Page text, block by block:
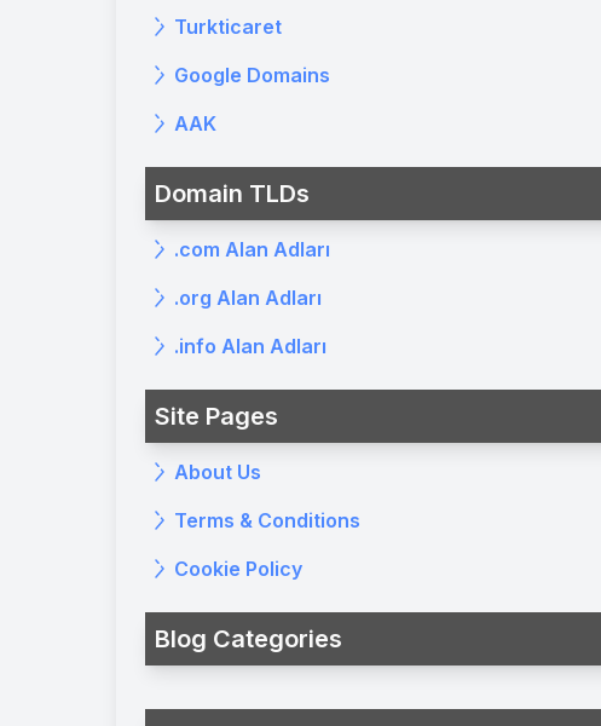
Turkticaret
Google Domains
AAK
Domain TLDs
.com Alan Adları
.org Alan Adları
.info Alan Adları
Site Pages
About Us
Terms & Conditions
Cookie Policy
Blog Categories